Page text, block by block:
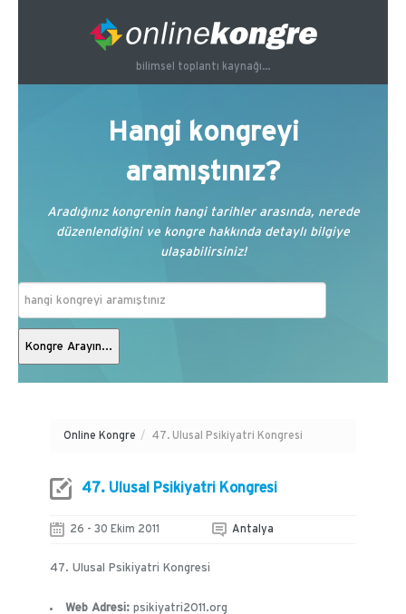
bilimsel toplantı kaynağı...
Hangi kongreyi
aramıştınız?
Aradığınız kongrenin hangi tarihler arasında, nerede
düzenlendiğini ve kongre hakkında detaylı bilgiye
ulaşabilirsiniz!
Online Kongre / 47. Ulusal Psikiyatri Kongresi
47. Ulusal Psikiyatri Kongresi
26 - 30 Ekim 2011 Antalya
47. Ulusal Psikiyatri Kongresi
Web Adresi: psikiyatri2011.org